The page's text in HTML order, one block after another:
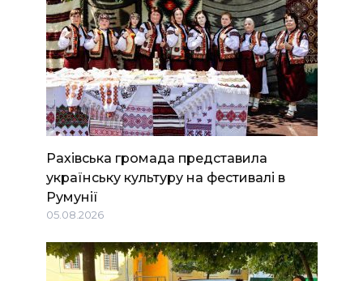
Рахівська громада представила
українську культуру на фестивалі в
Румунії
05.08.2026